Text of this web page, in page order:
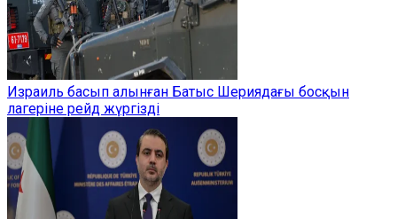
Израиль басып алынған Батыс Шериядағы босқын
лагеріне рейд жүргізді